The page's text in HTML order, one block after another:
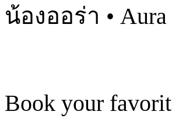
น้องออร่า • Aura
Book your